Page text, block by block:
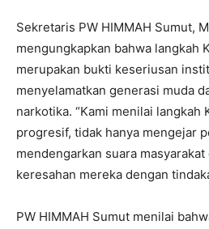
Sekretaris PW HIMMAH Sumut,
mengungkapkan bahwa langkah
merupakan bukti keseriusan
menyelamatkan generasi muda
narkotika. “Kami menilai langkah
progresif, tidak hanya mengejar
mendengarkan suara
keresahan mereka dengan
PW HIMMAH Sumut menilai